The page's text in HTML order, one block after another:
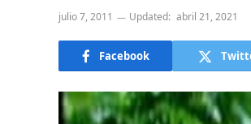
julio 7, 2011 Updated: abril 21, 2021
Facebook